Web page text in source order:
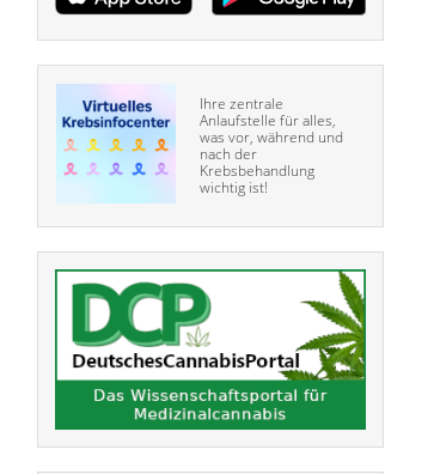
Ihre zentrale
Anlaufstelle für alles,
was vor, während und
nach der
Krebsbehandlung
wichtig ist!